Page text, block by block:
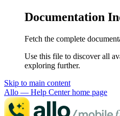
Documentation
Fetch the complete
Use this file to discover all
exploring further.
Skip to main content
Allo — Help Centerhome page